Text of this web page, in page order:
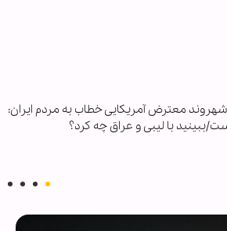
معترض آمریکایی خطاب به مردم ایران:
ببینید با لیبی و عراق چه کرد؟